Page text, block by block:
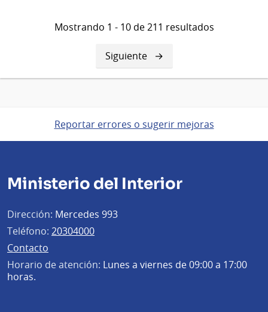
Mostrando 1 - 10 de 211 resultados
Siguiente
página
Siguiente
Reportar errores o sugerir mejoras
Ministerio del Interior
Dirección: Mercedes 993
Teléfono: 20304000
Contacto
Horario de atención: Lunes a viernes de 09:00 a 17:00
horas.